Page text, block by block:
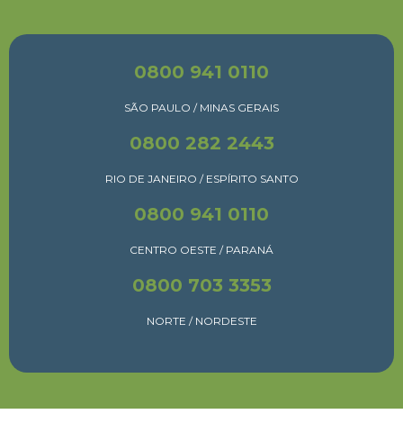
0800 941 0110
SÃO PAULO / MINAS GERAIS
0800 282 2443
RIO DE JANEIRO / ESPÍRITO SANTO
0800 941 0110
CENTRO OESTE / PARANÁ
0800 703 3353
NORTE / NORDESTE